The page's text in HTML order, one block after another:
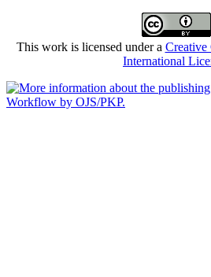
This work is licensed under a Creative
International